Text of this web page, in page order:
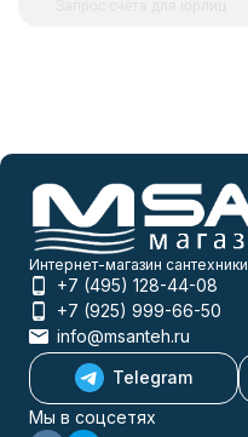
Интернет-магазин сантехники
+7 (495) 128-44-08
+7 (925) 999-66-50
info@msanteh.ru
Telegram
Мы в соцсетях